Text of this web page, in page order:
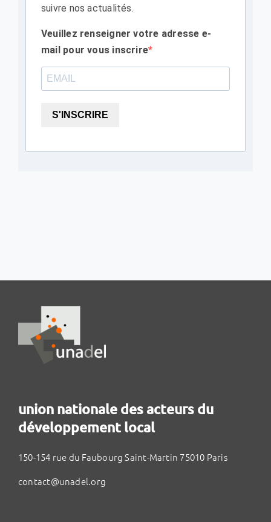
suivre nos actualités.
Veuillez renseigner votre adresse e-
mail pour vous inscrire
S'INSCRIRE
union nationale des acteurs du
développement local
150-154 rue du Faubourg Saint-Martin 75010 Paris
contact@unadel.org